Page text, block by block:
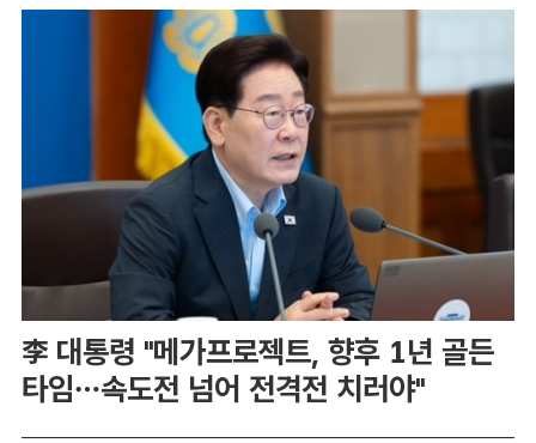
李 대통령 "메가프로젝트, 향후 1년 골든
타임…속도전 넘어 전격전 치러야"